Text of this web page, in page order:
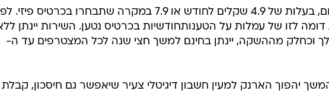
מדובר בשירות בתשלום, בעלות של 4.9 שקלים לחודש או 7.9 במקרה שתבחרו בכרטיס פיזי.
לזו של עמלות על הטענותחודשיות בכרטיס נטען. השירות יינתן
וכחלק מההשקה, יינתן בחינם למשך חצי שנה לכל המצטרפים עד ה-
יהפוך הארנק למעין חשבון דיגיטלי צעיר שיאפשר גם חיסכון, קבלת